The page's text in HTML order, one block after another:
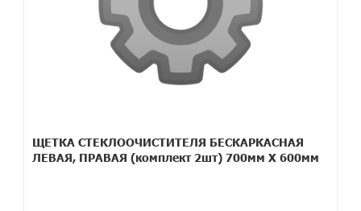
ЩЕТКА СТЕКЛООЧИСТИТЕЛЯ БЕСКАРКАСНАЯ
ЛЕВАЯ, ПРАВАЯ (комплект 2шт) 700мм Х 600мм